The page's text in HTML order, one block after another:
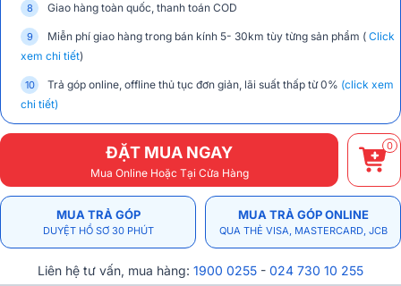
Giao hàng toàn quốc, thanh toán COD
Miễn phí giao hàng trong bán kính 5- 30km tùy từng sản phẩm ( Click
xem chi tiết)
Trả góp online, offline thủ tục đơn giản, lãi suất thấp từ 0% (click xem
chi tiết)
ĐẶT MUA NGAY
Mua Online Hoặc Tại Cửa Hàng
0
MUA TRẢ GÓP
DUYỆT HỒ SƠ 30 PHÚT
MUA TRẢ GÓP ONLINE
QUA THẺ VISA, MASTERCARD, JCB
Liên hệ tư vấn, mua hàng: 1900 0255 - 024 730 10 255